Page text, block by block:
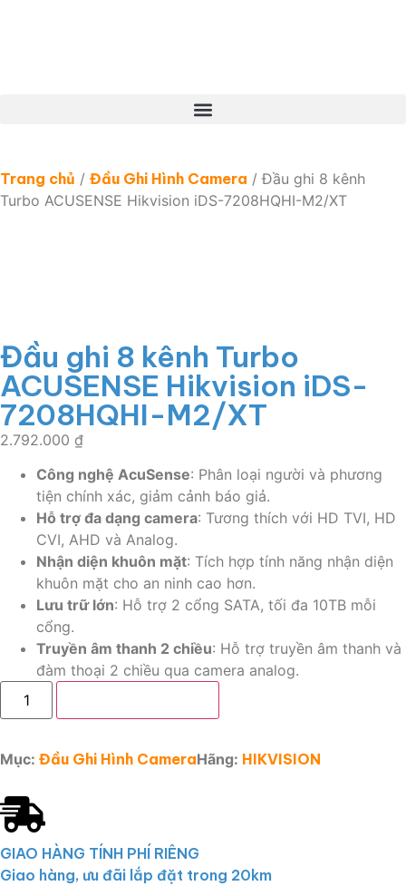
Trang chủ / Đầu Ghi Hình Camera / Đầu ghi 8 kênh
Turbo ACUSENSE Hikvision iDS-7208HQHI-M2/XT
Đầu ghi 8 kênh Turbo
ACUSENSE Hikvision iDS-
7208HQHI-M2/XT
2.792.000 ₫
Công nghệ AcuSense: Phân loại người và phương
tiện chính xác, giảm cảnh báo giả.
Hỗ trợ đa dạng camera: Tương thích với HD TVI, HD
CVI, AHD và Analog.
Nhận diện khuôn mặt: Tích hợp tính năng nhận diện
khuôn mặt cho an ninh cao hơn.
Lưu trữ lớn: Hỗ trợ 2 cổng SATA, tối đa 10TB mỗi
cổng.
Truyền âm thanh 2 chiều: Hỗ trợ truyền âm thanh và
đàm thoại 2 chiều qua camera analog.
Mục: Đầu Ghi Hình CameraHãng: HIKVISION
GIAO HÀNG TÍNH PHÍ RIÊNG
Giao hàng, ưu đãi lắp đặt trong 20km